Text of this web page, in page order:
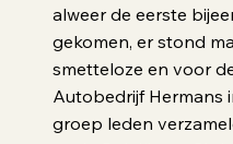
alweer de eerste
gekomen, er stond
smetteloze en voor
Autobedrijf Hermans
groep leden